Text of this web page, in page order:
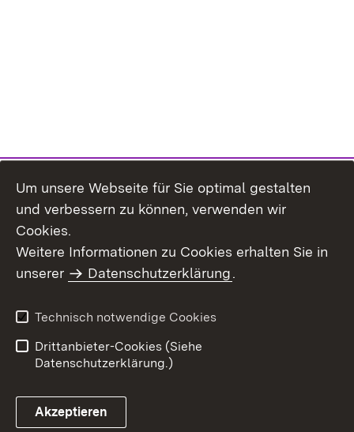
Um unsere Webseite für Sie optimal gestalten
und verbessern zu können, verwenden wir
Cookies.
Weitere Informationen zu Cookies erhalten Sie in
unserer
Datenschutzerklärung.
Technisch notwendige Cookies
Drittanbieter-Cookies (Siehe
Datenschutzerklärung.)
Akzeptieren